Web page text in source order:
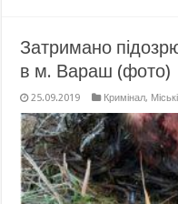
Затримано
в м. Вараш (фото)
25.09.2019 Кримінал,